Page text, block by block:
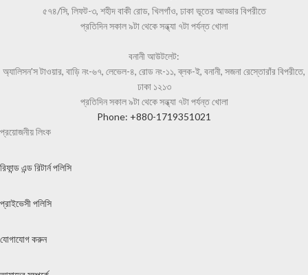
৫৭৪/সি, লিফট-৩, শহীদ বাকী রোড, খিলগাঁও, ঢাকা ভূতের আড্ডার বিপরীতে
প্রতিদিন সকাল ৯টা থেকে সন্ধ্যা ৭টা পর্যন্ত খোলা
বনানী আউটলেট:
অ্যালিসন'স টাওয়ার, বাড়ি নং-৬৭, লেভেল-৪, রোড নং-১১, ব্লক-ই, বনানী, সজনা রেস্তোরাঁর বিপরীতে,
ঢাকা ১২১৩
প্রতিদিন সকাল ৯টা থেকে সন্ধ্যা ৭টা পর্যন্ত খোলা
Phone: +880-1719351021
প্রয়োজনীয় লিংক
রিফান্ড এন্ড রিটার্ন পলিসি
প্রাইভেসী পলিসি
যোগাযোগ করুন